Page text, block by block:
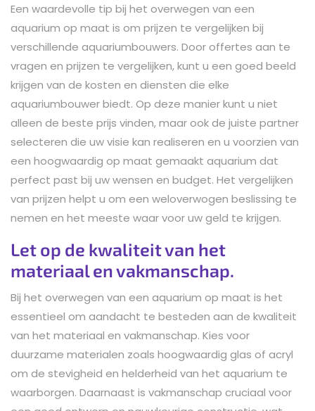
Een waardevolle tip bij het overwegen van een
aquarium op maat is om prijzen te vergelijken bij
verschillende aquariumbouwers. Door offertes aan te
vragen en prijzen te vergelijken, kunt u een goed beeld
krijgen van de kosten en diensten die elke
aquariumbouwer biedt. Op deze manier kunt u niet
alleen de beste prijs vinden, maar ook de juiste partner
selecteren die uw visie kan realiseren en u voorzien van
een hoogwaardig op maat gemaakt aquarium dat
perfect past bij uw wensen en budget. Het vergelijken
van prijzen helpt u om een weloverwogen beslissing te
nemen en het meeste waar voor uw geld te krijgen.
Let op de kwaliteit van het
materiaal en vakmanschap.
Bij het overwegen van een aquarium op maat is het
essentieel om aandacht te besteden aan de kwaliteit
van het materiaal en vakmanschap. Kies voor
duurzame materialen zoals hoogwaardig glas of acryl
om de stevigheid en helderheid van het aquarium te
waarborgen. Daarnaast is vakmanschap cruciaal voor